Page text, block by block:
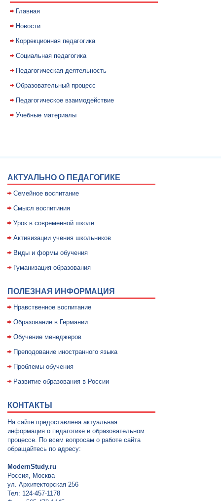
Главная
Новости
Коррекционная педагогика
Социальная педагогика
Педагогическая деятельность
Образовательный процесс
Педагогическое взаимодействие
Учебные материалы
АКТУАЛЬНО О ПЕДАГОГИКЕ
Семейное воспитание
Смысл воспитиния
Уpок в совpеменной школе
Активизации учения школьников
Виды и формы обучения
Гуманизация образования
ПОЛЕЗНАЯ ИНФОРМАЦИЯ
Нравственное воспитание
Образование в Германии
Обучение менеджеров
Преподование иностранного языка
Проблемы обучения
Развитие образования в России
КОНТАКТЫ
На сайте предоставлена актуальная
информация о педагогике и образовательном
процессе. По всем вопросам о работе сайта
обращайтесь по адресу:
ModernStudy.ru
Россия, Москва
ул. Архитекторская 256
Тел: 124-457-1178